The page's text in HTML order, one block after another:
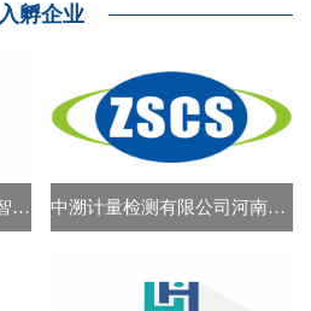
入孵企业
【科技型企业】-河南蚂蚁智学教育科技有限公司 中溯计量检测有限公司河南第一分公司